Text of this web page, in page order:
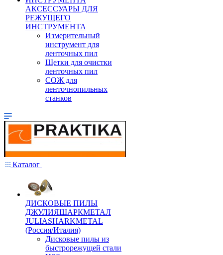
АКСЕССУАРЫ ДЛЯ
РЕЖУЩЕГО
ИНСТРУМЕНТА
Измерительный
инструмент для
ленточных пил
Щетки для очистки
ленточных пил
СОЖ для
ленточнопильных
станков
Каталог
ДИСКОВЫЕ ПИЛЫ
ДЖУЛИЯШАРКМЕТАЛ
JULIASHARKMETAL
(Россия/Италия)
Дисковые пилы из
быстрорежущей стали